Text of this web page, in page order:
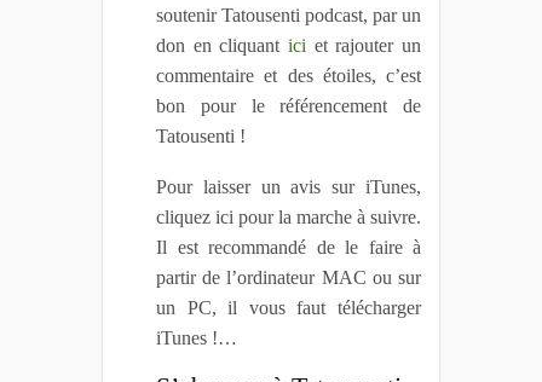
soutenir Tatousenti podcast, par un
don en cliquant ici et rajouter un
commentaire et des étoiles, c’est
bon pour le référencement de
Tatousenti !
Pour laisser un avis sur iTunes,
cliquez ici pour la marche à suivre.
Il est recommandé de le faire à
partir de l’ordinateur MAC ou sur
un PC, il vous faut télécharger
iTunes !…